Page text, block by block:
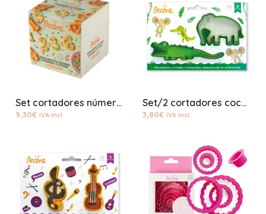
Set cortadores números plástico
9,30€ IVA Incl.
Set/2 cortadores cocodrilo y elefante plástico
3,80€ IVA Incl.